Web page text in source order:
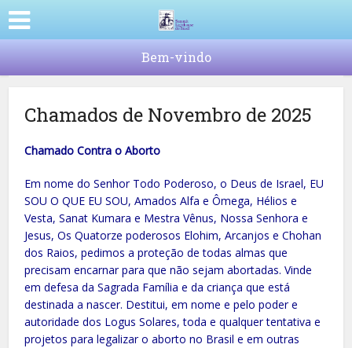
Bem-vindo
Chamados de Novembro de 2025
Chamado Contra o Aborto
Em nome do Senhor Todo Poderoso, o Deus de Israel, EU
SOU O QUE EU SOU, Amados Alfa e Ômega, Hélios e
Vesta, Sanat Kumara e Mestra Vênus, Nossa Senhora e
Jesus, Os Quatorze poderosos Elohim, Arcanjos e Chohan
dos Raios, pedimos a proteção de todas almas que
precisam encarnar para que não sejam abortadas. Vinde
em defesa da Sagrada Família e da criança que está
destinada a nascer. Destitui, em nome e pelo poder e
autoridade dos Logus Solares, toda e qualquer tentativa e
projetos para legalizar o aborto no Brasil e em outras